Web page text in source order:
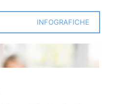
INFOGRAFICHE